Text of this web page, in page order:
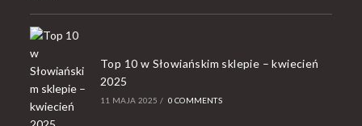
Top 10 w Słowiańskim sklepie – kwiecień
2025
11 MAJA 2025 / 0 COMMENTS